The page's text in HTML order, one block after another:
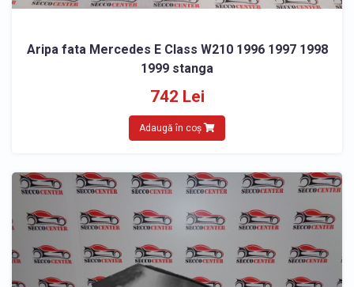
Aripa fata Mercedes E Class W210 1996 1997 1998
1999 stanga
742 Lei
Adaugă în coș